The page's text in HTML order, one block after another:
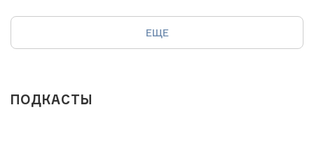
ПОДКАСТЫ
ЕЩЕ